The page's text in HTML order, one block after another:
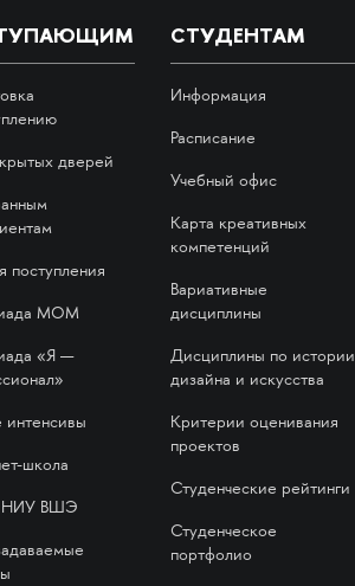
дверей
поступления
МОМ
«Я —
интенсивы
школа
НИУ ВШЭ
СТУДЕНТАМ
Информация
Расписание
Учебный офис
Карта креативных
компетенций
Вариативные
дисциплины
Дисциплины по истории
дизайна и искусства
Критерии оценивания
проектов
Студенческие рейтинги
Студенческое
портфолио